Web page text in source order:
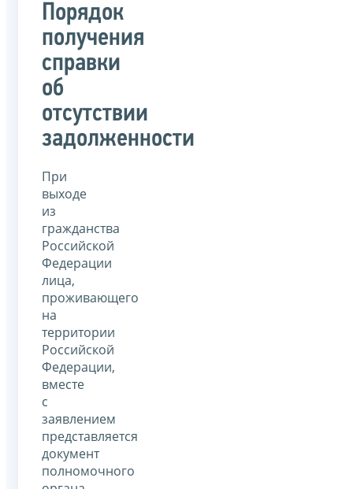
Порядок
получения
справки
об
отсутствии
задолженности
При
выходе
из
гражданства
Российской
Федерации
лица,
проживающего
на
территории
Российской
Федерации,
вместе
с
заявлением
представляется
документ
полномочного